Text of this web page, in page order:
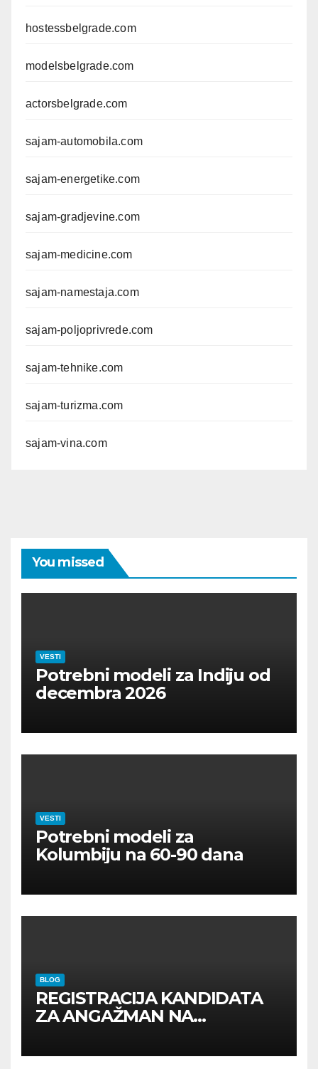
hostessbelgrade.com
modelsbelgrade.com
actorsbelgrade.com
sajam-automobila.com
sajam-energetike.com
sajam-gradjevine.com
sajam-medicine.com
sajam-namestaja.com
sajam-poljoprivrede.com
sajam-tehnike.com
sajam-turizma.com
sajam-vina.com
You missed
VESTI
Potrebni modeli za Indiju od
decembra 2026
VESTI
Potrebni modeli za
Kolumbiju na 60-90 dana
BLOG
REGISTRACIJA KANDIDATA
ZA ANGAŽMAN NA